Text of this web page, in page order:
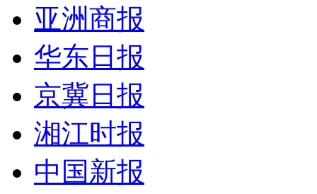
亚洲商报
华东日报
京冀日报
湘江时报
中国新报